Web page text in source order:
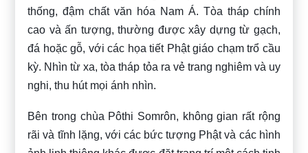
thống, đậm chất văn hóa Nam Á. Tòa tháp chính
cao và ấn tượng, thường được xây dựng từ gạch,
đá hoặc gỗ, với các họa tiết Phật giáo chạm trổ cầu
kỳ. Nhìn từ xa, tòa tháp tỏa ra vẻ trang nghiêm và uy
nghi, thu hút mọi ánh nhìn.
Bên trong chùa Pôthi Somrôn, không gian rất rộng
rãi và tĩnh lặng, với các bức tượng Phật và các hình